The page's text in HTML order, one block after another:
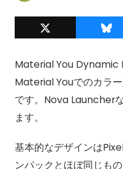
Material You Dynamic
Material Youでのカラ
です。Nova Launcher
ます。
基本的なデザインは
ンパックとほぼ同じも